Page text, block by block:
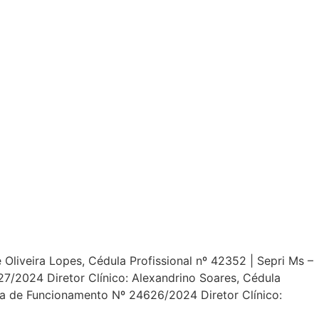
Lopes, Cédula Profissional nº 42352 | Sepri Ms –
2024 Diretor Clínico: Alexandrino Soares, Cédula
de Funcionamento Nº 24626/2024 Diretor Clínico: